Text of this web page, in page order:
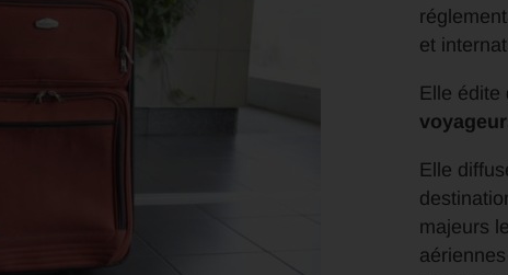
et
Elle édite
Elle
majeurs